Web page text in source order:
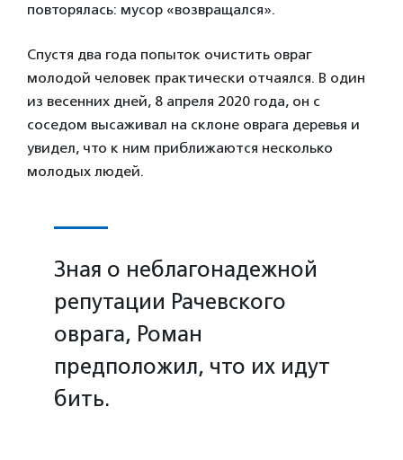
повторялась: мусор «возвращался».
Спустя два года попыток очистить овраг
молодой человек практически отчаялся. В один
из весенних дней, 8 апреля 2020 года, он с
соседом высаживал на склоне оврага деревья и
увидел, что к ним приближаются несколько
молодых людей.
Зная о неблагонадежной
репутации Рачевского
оврага, Роман
предположил, что их идут
бить.